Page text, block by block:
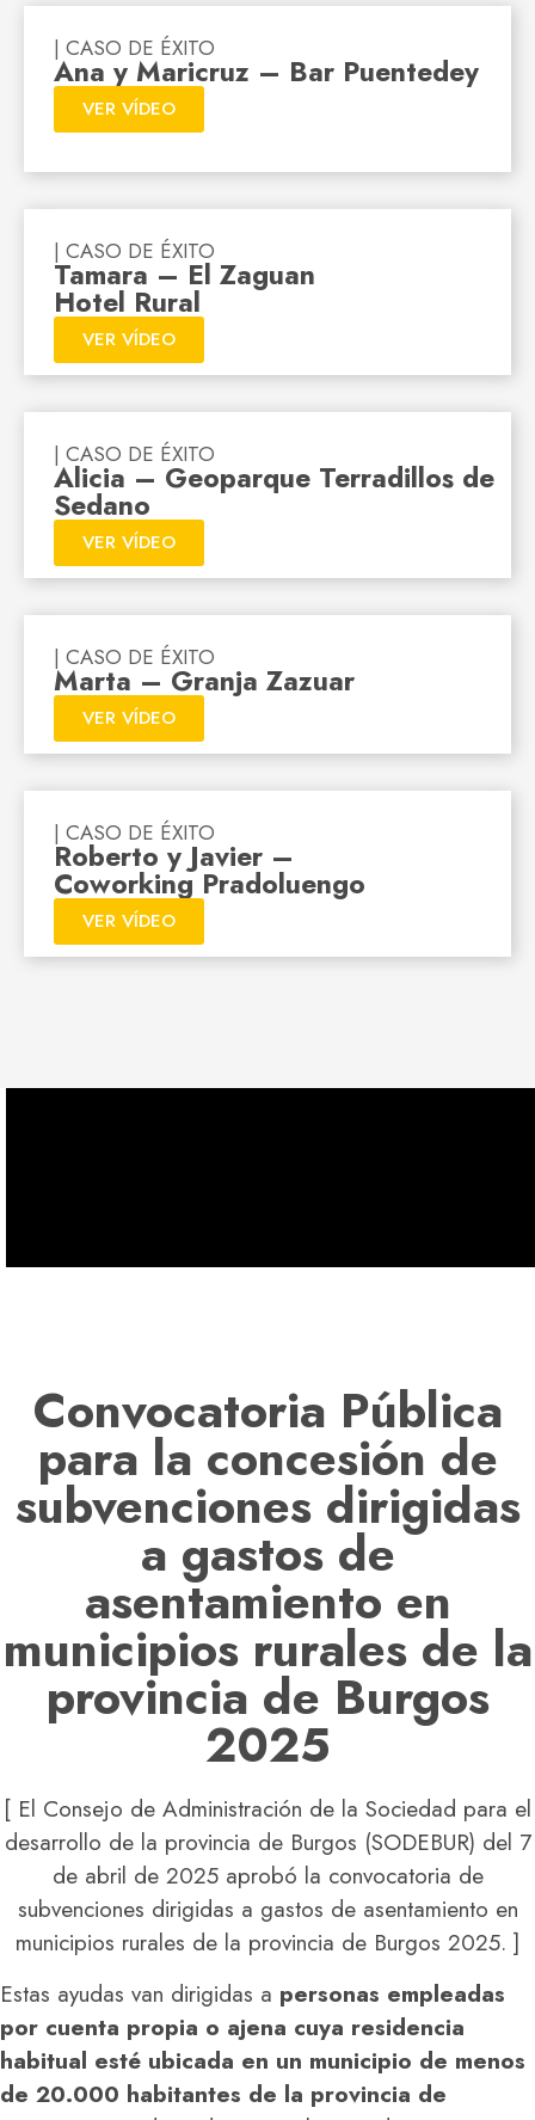
| CASO DE ÉXITO
Ana y Maricruz – Bar Puentedey
VER VÍDEO
| CASO DE ÉXITO
Tamara – El Zaguan
Hotel Rural
VER VÍDEO
| CASO DE ÉXITO
Alicia – Geoparque Terradillos de
Sedano
VER VÍDEO
| CASO DE ÉXITO
Marta – Granja Zazuar
VER VÍDEO
| CASO DE ÉXITO
Roberto y Javier –
Coworking Pradoluengo
VER VÍDEO
Convocatoria Pública
para la concesión de
subvenciones dirigidas
a gastos de
asentamiento en
municipios rurales de la
provincia de Burgos
2025
[ El Consejo de Administración de la Sociedad para el
desarrollo de la provincia de Burgos (SODEBUR) del 7
de abril de 2025 aprobó la convocatoria de
subvenciones dirigidas a gastos de asentamiento en
municipios rurales de la provincia de Burgos 2025. ]
Estas ayudas van dirigidas a personas empleadas
por cuenta propia o ajena cuya residencia
habitual esté ubicada en un municipio de menos
de 20.000 habitantes de la provincia de